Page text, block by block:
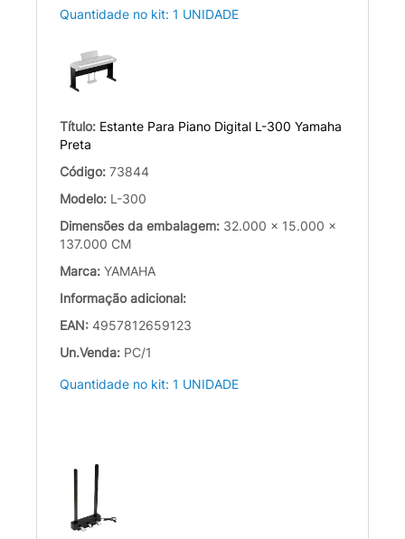
Quantidade no kit: 1 UNIDADE
Título: Estante Para Piano Digital L-300 Yamaha
Preta
Código: 73844
Modelo: L-300
Dimensões da embalagem: 32.000 x 15.000 x
137.000 CM
Marca: YAMAHA
Informação adicional:
EAN: 4957812659123
Un.Venda: PC/1
Quantidade no kit: 1 UNIDADE